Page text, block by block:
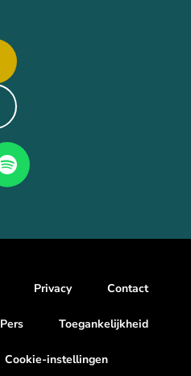
Privacy Contact
Pers Toegankelijkheid
Cookie-instellingen